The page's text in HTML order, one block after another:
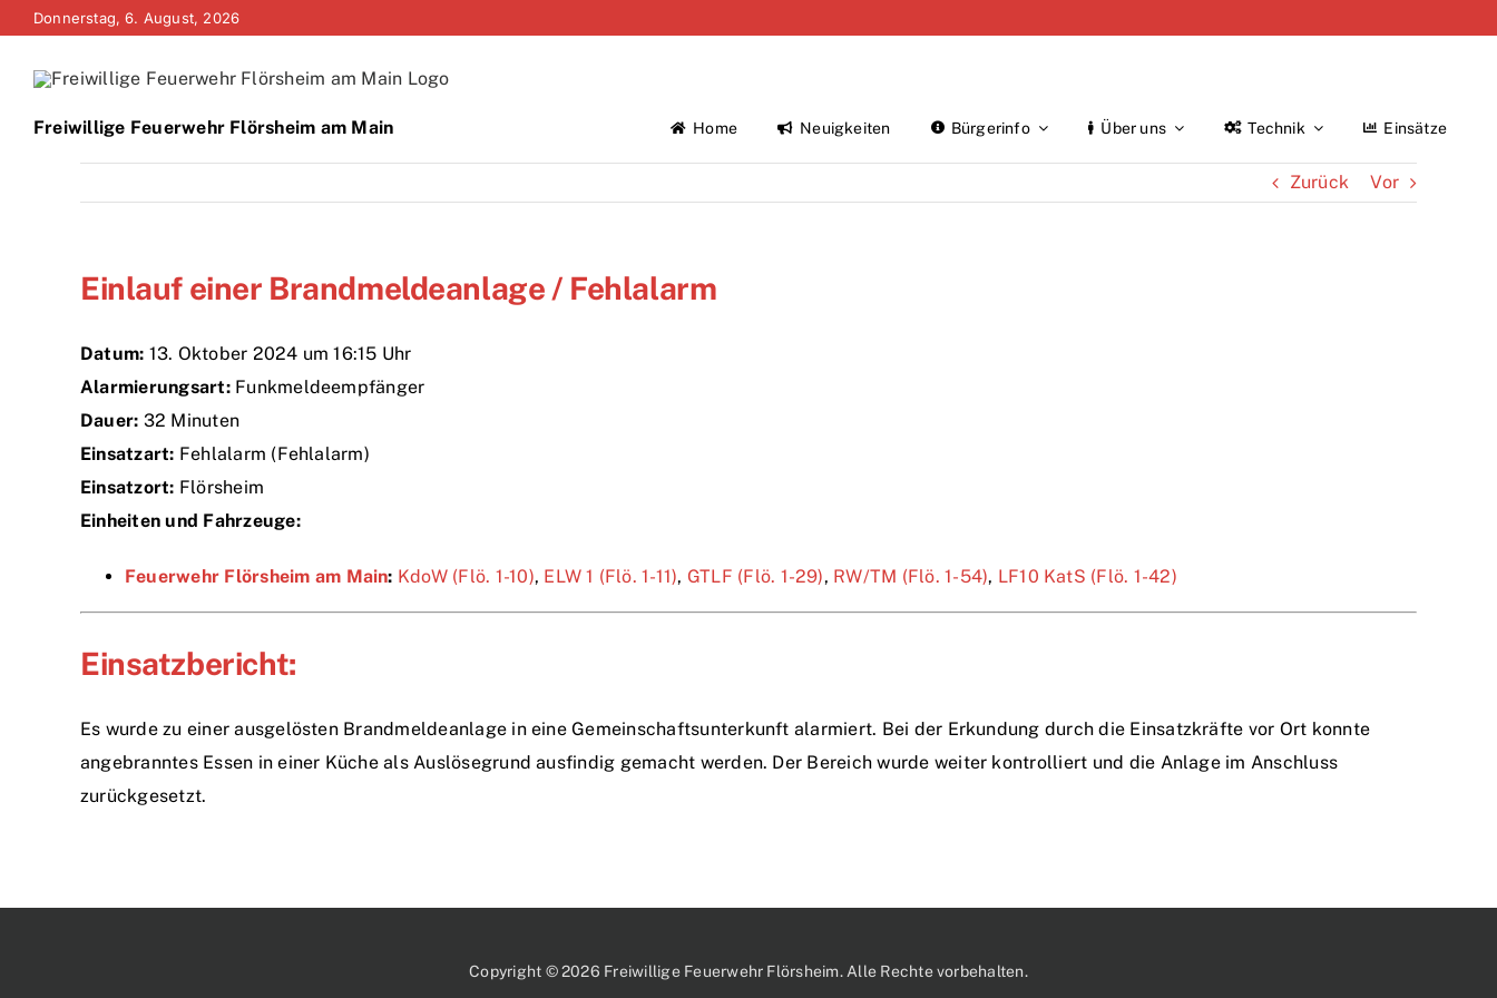
Zum
springen
Donnerstag, 6. August, 2026
Freiwillige Feuerwehr Flörsheim am Main Home Neuigkeiten Bürgerinfo Über uns Technik Einsätze
Zurück Vor
Einlauf einer Brandmeldeanlage / Fehlalarm
Datum: 13. Oktober 2024 um 16:15 Uhr
Alarmierungsart:Funkmeldeempfänger
Dauer: 32 Minuten
Einsatzart: Fehlalarm (Fehlalarm)
Einsatzort: Flörsheim
Einheiten und Fahrzeuge:
Feuerwehr Flörsheim am Main: KdoW (Flö. 1-10), ELW 1 (Flö. 1-11), GTLF (Flö. 1-29), RW/TM (Flö. 1-54), LF10 KatS (Flö. 1-42)
Einsatzbericht:
Es wurde zu einer ausgelösten Brandmeldeanlage in eine Gemeinschaftsunterkunft alarmiert. Bei der Erkundung durch die Einsatzkräfte vor Ort konnte
angebranntes Essen in einer Küche als Auslösegrund ausfindig gemacht werden. Der Bereich wurde weiter kontrolliert und die Anlage im Anschluss
zurückgesetzt.
Copyright © 2026 Freiwillige Feuerwehr Flörsheim. Alle Rechte vorbehalten.